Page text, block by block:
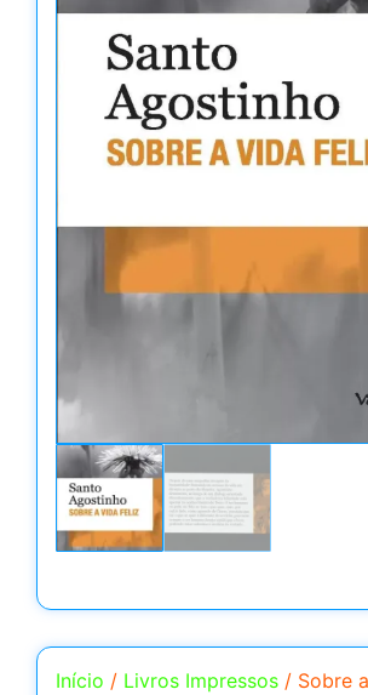
Início / Livros Impressos / Sobre